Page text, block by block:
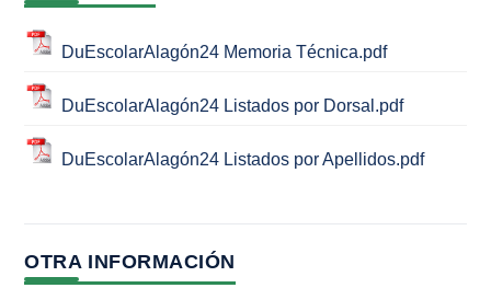
DuEscolarAlagón24 Memoria Técnica.pdf
DuEscolarAlagón24 Listados por Dorsal.pdf
DuEscolarAlagón24 Listados por Apellidos.pdf
OTRA INFORMACIÓN